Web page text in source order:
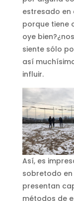
estresado en
porque tiene
oye
siente sólo
así
influir.
Así, es
sobretodo
presentan
métodos de